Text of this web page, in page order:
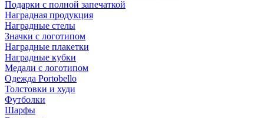
Подарки с полной запечаткой
Наградная продукция
Наградные стелы
Значки с логотипом
Наградные плакетки
Наградные кубки
Медали с логотипом
Одежда Portobello
Толстовки и худи
Футболки
Шарфы